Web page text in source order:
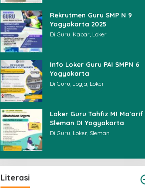
Rekrutmen Guru SMP N 9
Yogyakarta 2025
Di Guru, Kabar, Loker
Info Loker Guru PAI SMPN 6
Yogyakarta
Di Guru, Jogja, Loker
Loker Guru Tahfiz MI Ma`arif
Sleman DI Yogyakarta
Di Guru, Loker, Sleman
Literasi